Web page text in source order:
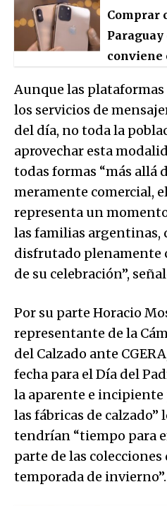
Comprar
conviene
Aunque las
los servicios de
del día, no toda la
aprovechar esta
todas formas “más allá
meramente comercial,
representa un
las familias argentinas,
disfrutado plenamente
de su celebración”,
Por su parte Horacio
representante de la
del Calzado ante
fecha para el Día del
la aparente e incipiente
las fábricas de calzado”
tendrían “tiempo para
parte de las
temporada de invierno”.